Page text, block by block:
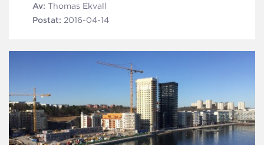
Av: Thomas Ekvall
Postat: 2016-04-14